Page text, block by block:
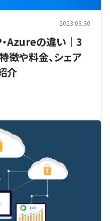
2023.03.30
・Azureの違い｜3
徴や料金、シェア
介